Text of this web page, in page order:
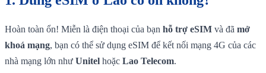
Hoàn toàn ổn! Miễn là điện thoại của bạn hỗ trợ eSIM và đã mở
khoá mạng, bạn có thể sử dụng eSIM để kết nối mạng 4G của các
nhà mạng lớn như Unitel hoặc Lao Telecom.